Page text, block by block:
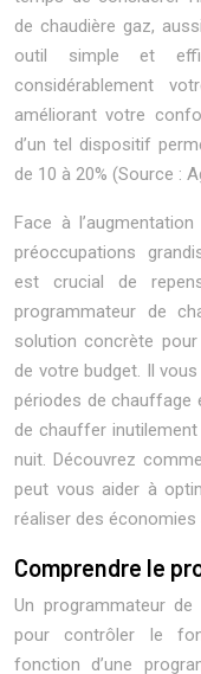
de chaudière gaz,
outil simple et
considérablement
améliorant votre
d’un tel dispositif
de 10 à 20% (Source :
Face à
préoccupations
est crucial de
programmateur de
solution concrète
de votre budget. Il
périodes de chauffage
de chauffer
nuit. Découvrez
peut vous aider à
réaliser des économies
Comprendre le
Un programmateur
pour contrôler le
fonction d’une